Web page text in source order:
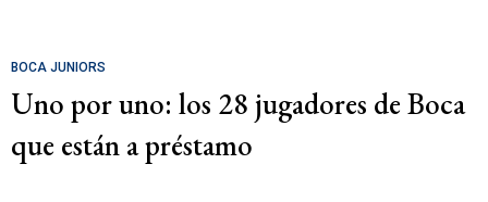
BOCA JUNIORS
Uno por uno: los 28 jugadores de Boca
que están a préstamo